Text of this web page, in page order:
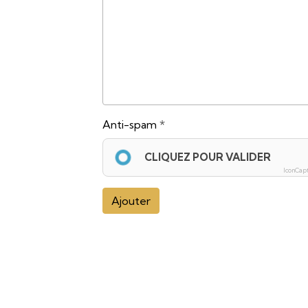
Anti-spam
CLIQUEZ POUR VALIDER
Ajouter